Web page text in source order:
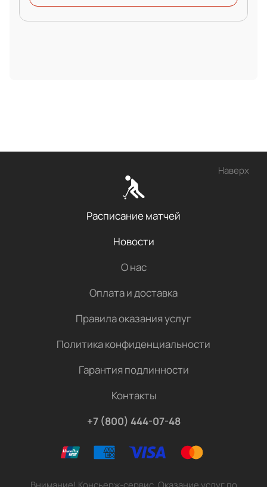
Наверх
Расписание матчей
Новости
О нас
Оплата и доставка
Правила оказания услуг
Политика конфиденциальности
Гарантия подлинности
Контакты
+7 (800) 444-07-48